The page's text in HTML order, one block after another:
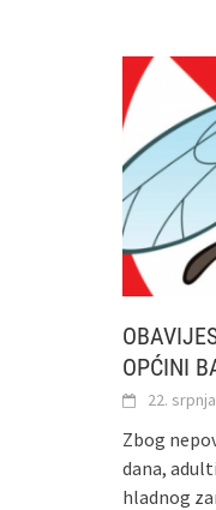
OPĆINI
22.
Zbog
dana,
hladnog